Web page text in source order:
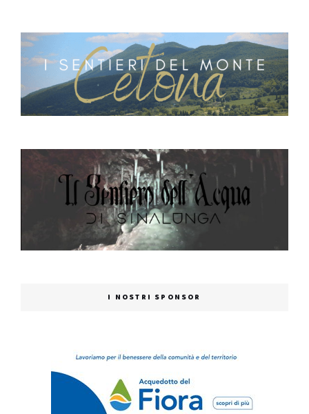
I NOSTRI SPONSOR